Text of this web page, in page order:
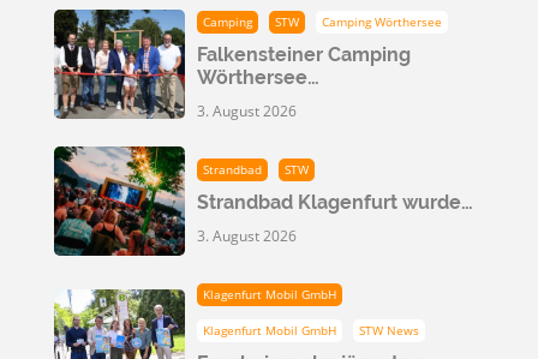
Camping STW Camping Wörthersee
Falkensteiner Camping
Wörthersee…
3. August 2026
Strandbad STW
Strandbad Klagenfurt wurde…
3. August 2026
Klagenfurt Mobil GmbH
Klagenfurt Mobil GmbH STW News